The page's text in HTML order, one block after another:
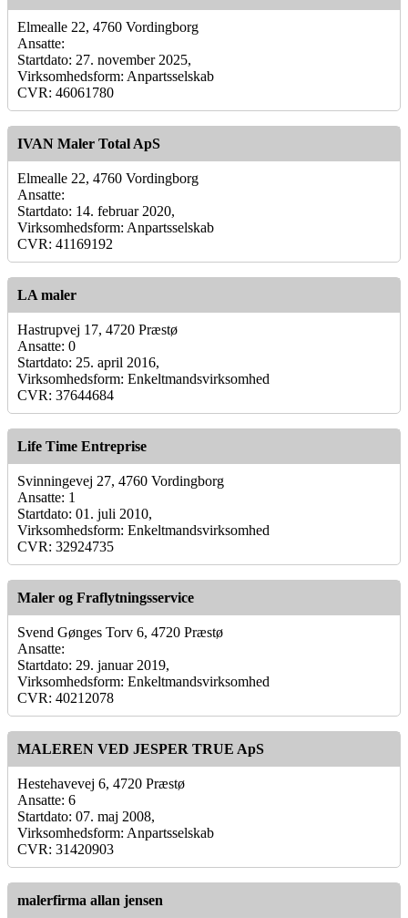
Elmealle 22, 4760 Vordingborg
Ansatte:
Startdato: 27. november 2025,
Virksomhedsform: Anpartsselskab
CVR: 46061780
IVAN Maler Total ApS
Elmealle 22, 4760 Vordingborg
Ansatte:
Startdato: 14. februar 2020,
Virksomhedsform: Anpartsselskab
CVR: 41169192
LA maler
Hastrupvej 17, 4720 Præstø
Ansatte: 0
Startdato: 25. april 2016,
Virksomhedsform: Enkeltmandsvirksomhed
CVR: 37644684
Life Time Entreprise
Svinningevej 27, 4760 Vordingborg
Ansatte: 1
Startdato: 01. juli 2010,
Virksomhedsform: Enkeltmandsvirksomhed
CVR: 32924735
Maler og Fraflytningsservice
Svend Gønges Torv 6, 4720 Præstø
Ansatte:
Startdato: 29. januar 2019,
Virksomhedsform: Enkeltmandsvirksomhed
CVR: 40212078
MALEREN VED JESPER TRUE ApS
Hestehavevej 6, 4720 Præstø
Ansatte: 6
Startdato: 07. maj 2008,
Virksomhedsform: Anpartsselskab
CVR: 31420903
malerfirma allan jensen